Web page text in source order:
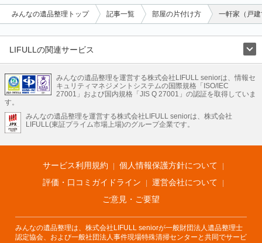
みんなの遺品整理トップ 記事一覧 部屋の片付け方 一軒家（戸
LIFULLの関連サービス
不動産・住宅
引越し 老人ホーム 地方創生 ママの就労支援
不動産クラウドファンディング 遺品整理 老後の暮らし情報
LIFULL HOME'Sのサービス
不動産・住宅
不動産査定 マンション専門売却査定 不動産投資 アドバイザー
不動産アーカイブ
空き家バンク 家賃相場 不動産会社
まちむすび
不動産用語集 住まいのお役立ち情報
LIFULL HOME'S PRESS
アプリ 不動産データ 不動産転職
みんなの遺品整理を運営する株式会社LIFULL seniorは、情報セ
キュリティマネジメントシステムの国際規格「ISO/IEC
27001」および国内規格「JIS Q 27001」の認証を取得していま
す。
みんなの遺品整理を運営する株式会社LIFULL seniorは、株式会社
LIFULL(東証プライム市場上場)のグループ企業です。
サービス利用規約
個人情報保護方針について
評価・口コミガイドライン
運営会社について
ご意見・ご要望
みんなの遺品整理は、株式会社LIFULL seniorが一般財団法人遺品整理士
認定協会、および一般社団法人事件現場特殊清掃センターと共同でサービ